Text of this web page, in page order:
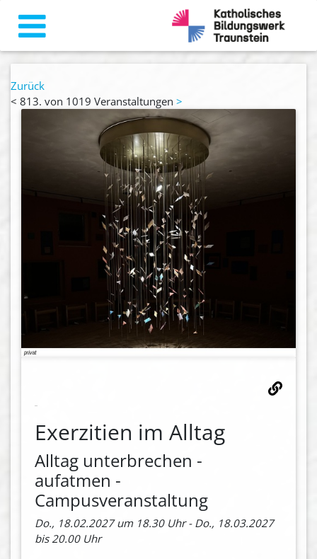
Zurück
< 813. von 1019 Veranstaltungen >
Exerzitien im Alltag
Alltag unterbrechen -
aufatmen -
Campusveranstaltung
Do., 18.02.2027 um 18.30 Uhr - Do., 18.03.2027
bis 20.00 Uhr